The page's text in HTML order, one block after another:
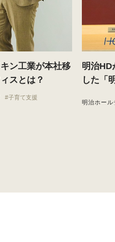
ン工業が本社移
スとは？
子育て支援
明治HD
した「
明治ホー